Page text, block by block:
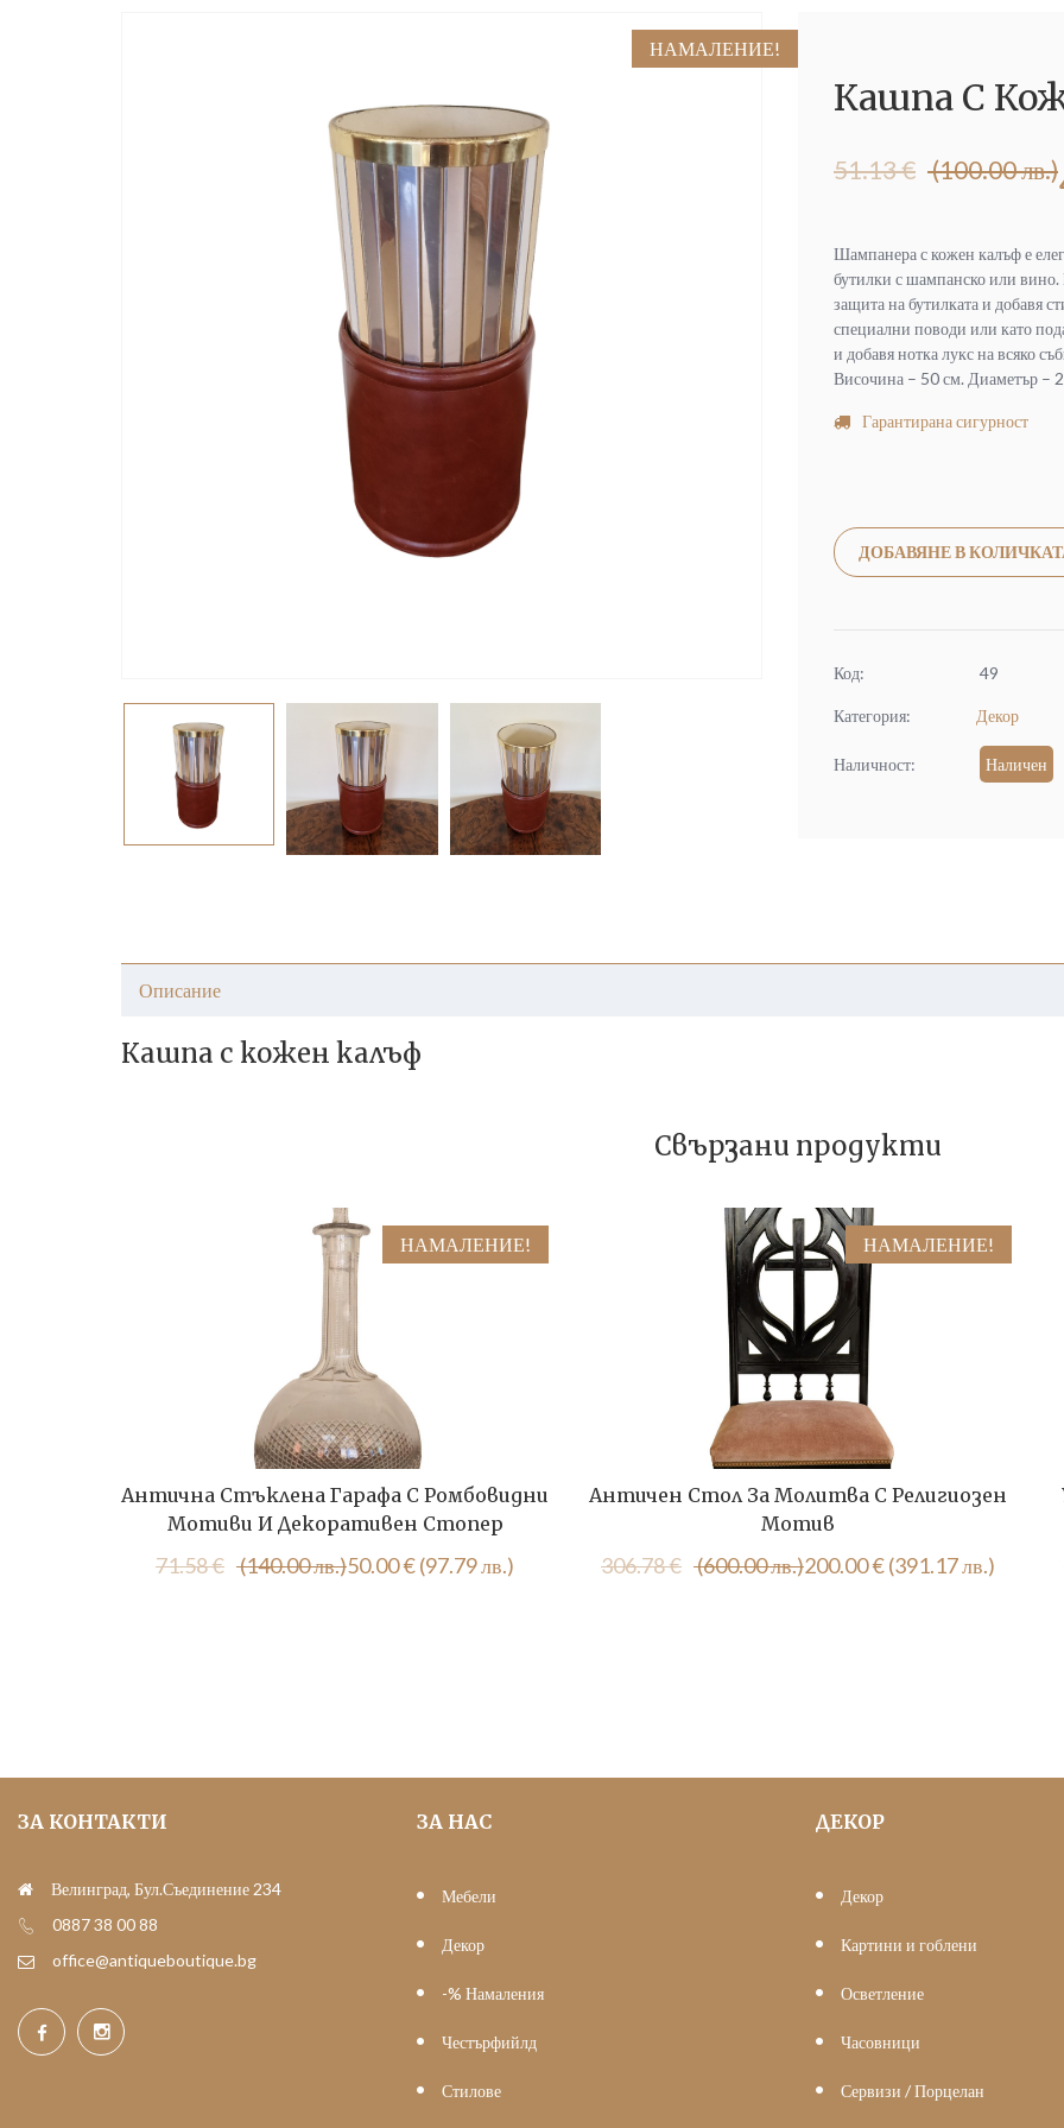
НАМАЛЕНИЕ!
Кашпа С
51.13€ (100.00 лв.)
Original
(100.00
лв.).
Текущата
(78.23
лв.).
Шампанера с кожен калъф е
бутилки с шампанско или вино.
защита на бутилката и добавя
специални поводи или като
и добавя нотка лукс на всяко
Височина – 50 см. Диаметър –
Гарантирана сигурност
ДОБАВЯНЕ В
Код: 49
Категория: Декор
Наличност: Наличен
Описание
Кашпа с кожен калъф
Свързани продукти
НАМАЛЕНИЕ!
Антична Стъклена Гарафа С Ромбовидни
Мотиви И Декоративен Стопер
71.58€ (140.00 лв.)Original
50.00€(97.79 лв.)
Текущата
НАМАЛЕНИЕ!
Античен Стол За Молитва С Религиозен
Мотив
306.78€ (600.00 лв.)Original
200.00€(391.17 лв.)
Текущата
ЗА КОНТАКТИ
Велинград, Бул.Съединение 234
0887 38 00 88
office@antiqueboutique.bg
ЗА НАС
Мебели
Декор
-% Намаления
Честърфийлд
Стилове
ДЕКОР
Декор
Картини и гоблени
Осветление
Часовници
Сервизи / Порцелан